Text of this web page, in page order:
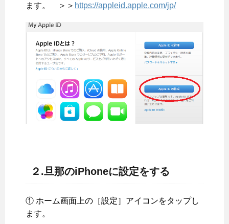
ます。 ＞＞ https://appleid.apple.com/jp/
２.旦那のiPhoneに設定をする
① ホーム画面上の［設定］アイコンをタップし
ます。